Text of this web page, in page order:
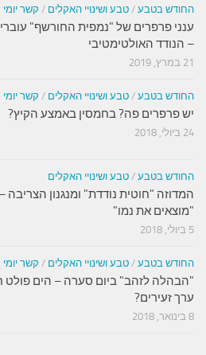
החודש בטבע / טבע ושינויי האקלים / קשר יומי
ענני פרפרים של "נמפית החורשף"
– הנודד האולטימטיבי
21 במרץ, 2019
החודש בטבע / טבע ושינויי האקלים / קשר יומי
יש פרפרים פה? בחמסין באמצע הקיץ?
24 ביולי, 2018
החודש בטבע / טבע ושינויי האקלים
המדוזה "חוטית נודדת" ומנגנון
"מוצאים את נמו"
5 ביולי, 2018
החודש בטבע / טבע ושינויי האקלים / קשר יומי
"הבהלה לזהב" ביום סערה – הים פולט
ערך זעירים?
8 בינואר, 2018